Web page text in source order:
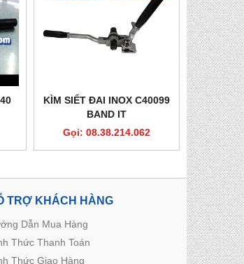
KÌM SIẾT ĐAI INOX C40099
BAND IT
Gọi: 08.38.214.062
TRỢ KHÁCH HÀNG
Dẫn Mua Hàng
Thức Thanh Toán
Thức Giao Hàng